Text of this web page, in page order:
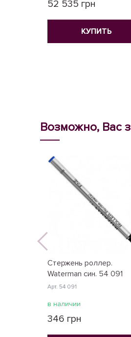
52 535 грн
КУПИТЬ
Возможно, Вас
Стержень роллер.
Waterman син. 54 091
Арт. 54 091
в наличии
346 грн